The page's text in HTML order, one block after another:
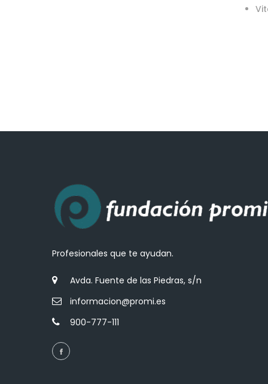
Profesionales que te ayudan.
Avda. Fuente de las Piedras, s/n
informacion@promi.es
900-777-111